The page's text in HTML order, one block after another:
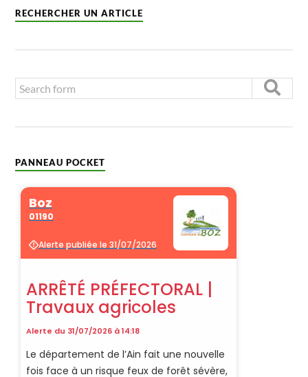
RECHERCHER UN ARTICLE
PANNEAU POCKET